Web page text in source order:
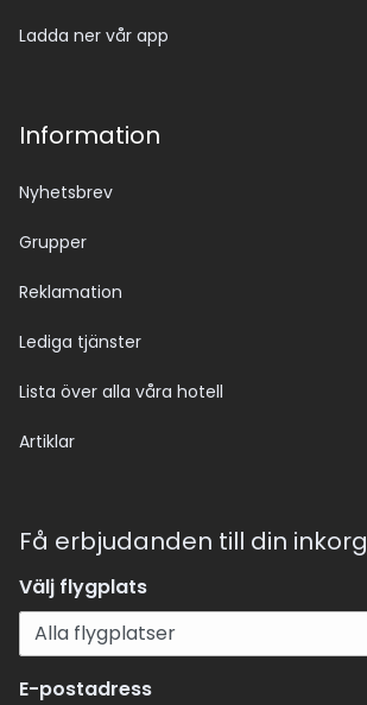
Ladda ner vår app
Information
Nyhetsbrev
Grupper
Reklamation
Lediga tjänster
Lista över alla våra hotell
Artiklar
Få erbjudanden till din inkorg
Välj flygplats
E-postadress